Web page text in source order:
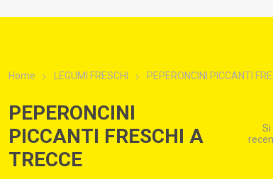
Home LEGUMI FRESCHI PEPERONCINI PICCANTI
PEPERONCINI
PICCANTI FRESCHI A
TRECCE